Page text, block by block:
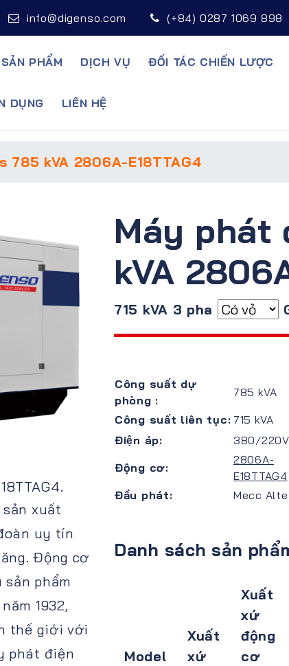
info@digenso.com (+84) 0287 1069 898
SẢN PHẨM DỊCH VỤ ĐỐI TÁC CHIẾN LƯỢC
DỤNG LIÊN HỆ
785 kVA 2806A-E18TTAG4
xuất
uy tín
Động cơ
phẩm
1932,
thế giới với
phát điện
Máy phát
kVA
715 kVA 3 pha
Công suất dự
phòng :
785 kVA
Công suất liên tục: 715 kVA
Điện áp:
380/220V
Động cơ:
2806A-
E18TTAG4
Đầu phát:
Mecc Alte
Danh sách sản
Model
Xuất
xứ
Xuất
xứ
động
cơ